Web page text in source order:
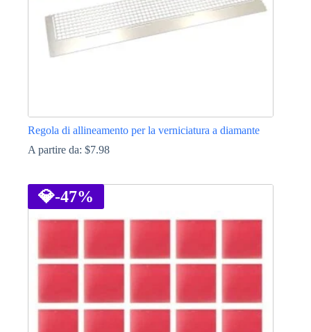
prodotto
Regola di allineamento per la verniciatura a diamante
A partire da: $7.98
più
varianti.
possono
essere
pagina
💎-47%